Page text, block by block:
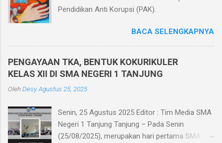
dengan menggunakan komputer di ruang
Penilaian Akhir Semester berbasis teknologi
informatika memiliki beberapa keunggulan
diantaranya efisiensi biaya karena menghemat
kertas, tidak perlu mencetak/menggandakan
dikarenakan soal diacak saat ujian, me...
Pendidikan Anti Korupsi (PAK).
BACA SELENGKAPNYA
PENGAYAAN TKA, BENTUK KOKURIKULER
KELAS XII DI SMA NEGERI 1 TANJUNG
OlehDesy Agustus 25, 2025
Senin, 25 Agustus 2025 Editor : Tim Media SMA
Negeri 1 Tanjung Tanjung – Pada Senin
(25/08/2025), merupakan hari pertama SMA